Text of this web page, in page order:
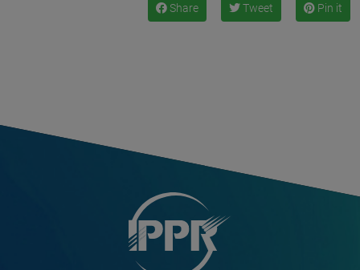
Share Tweet Pin it